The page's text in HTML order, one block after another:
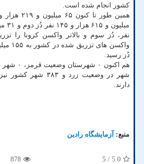
کشور انجام شده است.
نفر، دُز سوم و بالاتر واکسن کرونا را
دُز رسید.
شهر در وضعیت زرد و
دارند.
منبع: آزمایشگاه رادین
5.0
/ 5
878